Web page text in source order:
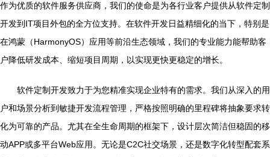
作为优质的软件服务供应商，我们的使命是为各行业客户提供从软件定制
开发到IT项目外包的全方位支持。在软件开发日益精细化的当下，特别是
在鸿蒙（HarmonyOS）应用等前沿生态领域，我们的专业能力能帮助客
户降低研发成本、缩短项目周期，以实现更快更稳定的增长。
软件定制开发致力于为您精准实现企业特有的需求。我们从深入的用
户和场景分析到敏捷开发流程管理，严格按照明确的里程碑将抽象要求转
化为可靠的产品。尤其在全生命周期的框架下，设计层次简洁但稳固的移
动APP或多平台Web应用。无论是C2C社交场景，还是数字化转型配套系